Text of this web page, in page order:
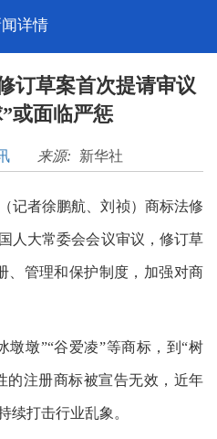
详情
订草案首次提请审议
或面临严惩
来源: 新华社
记者徐鹏航、刘祯）商标法修
人大常委会会议审议，修订草
、管理和保护制度，加强对商
墩”“谷爱凌”等商标，到“树
的注册商标被宣告无效，近年
续打击行业乱象。